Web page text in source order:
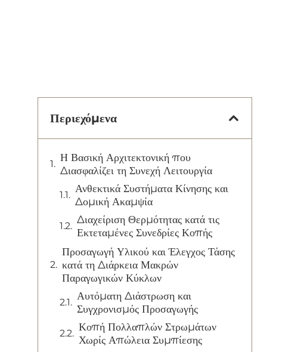
Περιεχόμενα
Η Βασική Αρχιτεκτονική που
Διασφαλίζει τη Συνεχή Λειτουργία
Ανθεκτικά Συστήματα Κίνησης και
Δομική Ακαμψία
Διαχείριση Θερμότητας κατά τις
Εκτεταμένες Συνεδρίες Κοπής
Προσαγωγή Υλικού και Έλεγχος Τάσης
κατά τη Διάρκεια Μακρών
Παραγωγικών Κύκλων
Αυτόματη Διάστρωση και
Συγχρονισμός Προσαγωγής
Κοπή Πολλαπλών Στρωμάτων
Χωρίς Απώλεια Συμπίεσης